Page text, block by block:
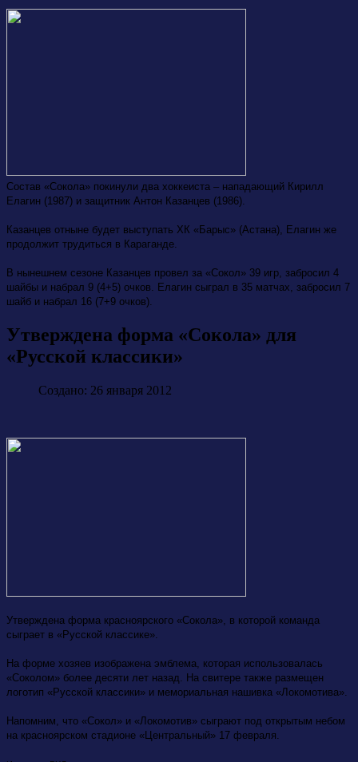
Состав «Сокола» покинули два хоккеиста – нападающий Кирилл
Елагин (1987) и защитник Антон Казанцев (1986).
Казанцев отныне будет выступать ХК «Барыс» (Астана), Елагин же
продолжит трудиться в Караганде.
В нынешнем сезоне Казанцев провел за «Сокол» 39 игр, забросил 4
шайбы и набрал 9 (4+5) очков. Елагин сыграл в 35 матчах, забросил 7
шайб и набрал 16 (7+9 очков).
Утверждена форма «Сокола» для
«Русской классики»
Создано: 26 января 2012
Утверждена форма красноярского «Сокола», в которой команда
сыграет в «Русской классике».
На форме хозяев изображена эмблема, которая использовалась
«Соколом» более десяти лет назад. На свитере также размещен
логотип «Русской классики» и мемориальная нашивка «Локомотива».
Напомним, что «Сокол» и «Локомотив» сыграют под открытым небом
на красноярском стадионе «Центральный» 17 февраля.